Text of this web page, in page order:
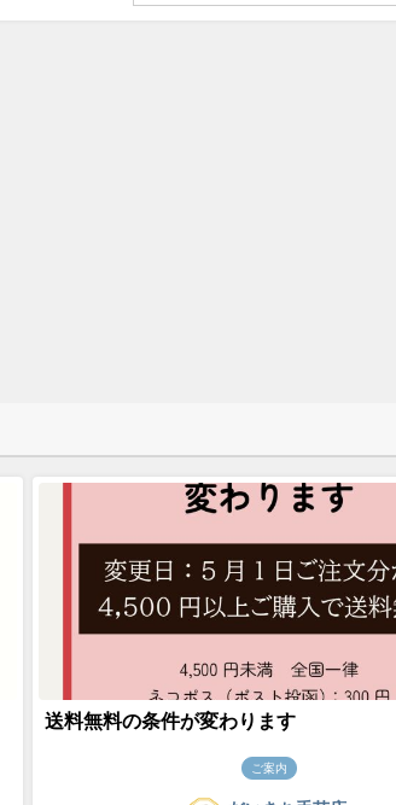
送料無料の条件が変わります
ご案内